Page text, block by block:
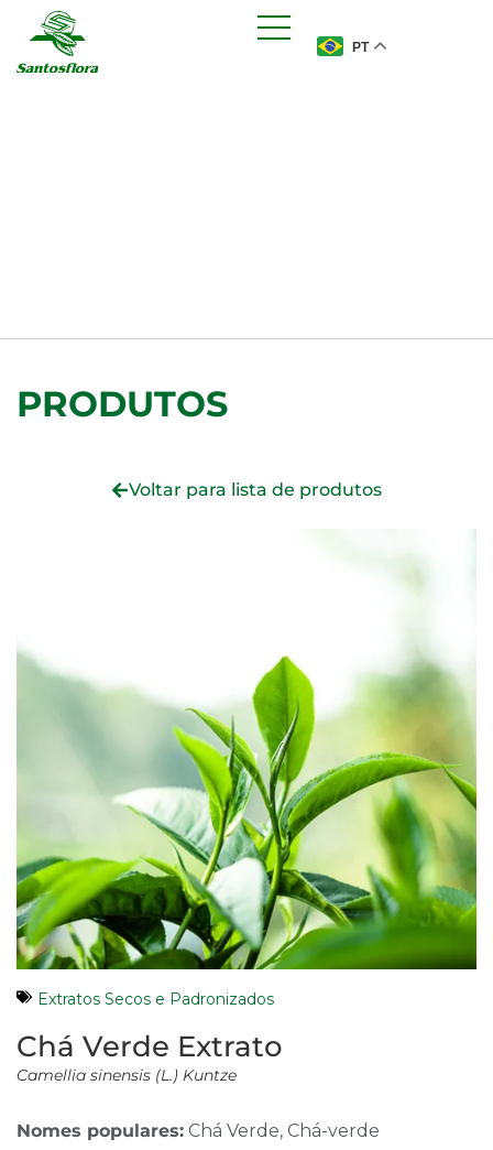
PT
PRODUTOS
Voltar para lista de produtos
Extratos Secos e Padronizados
Chá Verde Extrato
Camellia sinensis (L.) Kuntze
Nomes populares: Chá Verde, Chá-verde